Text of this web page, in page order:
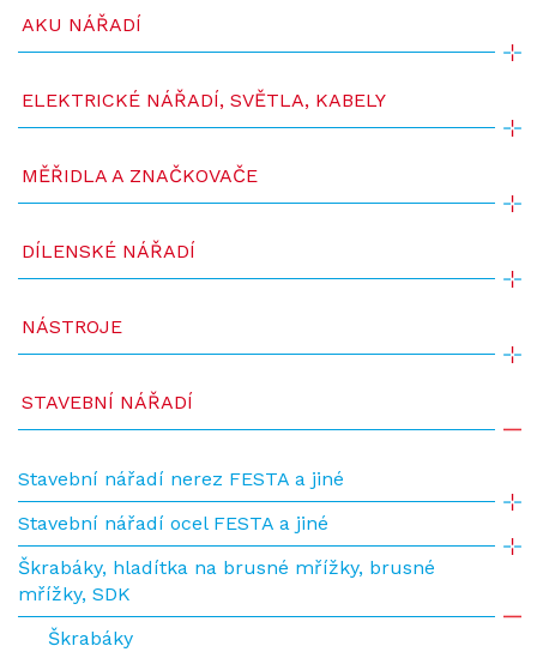
AKU NÁŘADÍ
ELEKTRICKÉ NÁŘADÍ, SVĚTLA, KABELY
MĚŘIDLA A ZNAČKOVAČE
DÍLENSKÉ NÁŘADÍ
NÁSTROJE
STAVEBNÍ NÁŘADÍ
Stavební nářadí nerez FESTA a jiné
Stavební nářadí ocel FESTA a jiné
Škrabáky, hladítka na brusné mřížky, brusné
mřížky, SDK
Škrabáky